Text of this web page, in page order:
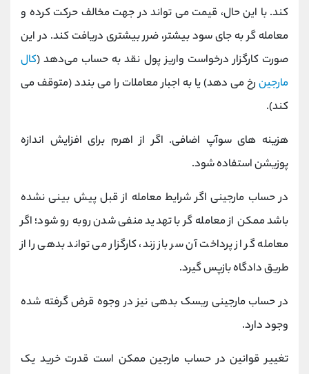
کند. با این حال، قیمت می ‌تواند در جهت مخالف حرکت کرده و
معامله گر به جای سود بیشتر، ضرر بیشتری دریافت کند. در این
صورت کارگزار درخواست واریز پول نقد به حساب می‌دهد (کال
مارجین رخ می ‌دهد) یا به اجبار معاملات را می ‌بندد (متوقف می‌
کند).
هزینه ‌های سوآپ اضافی. اگر از اهرم برای افزایش اندازه
پوزیشن استفاده شود.
در حساب مارجینی اگر شرایط معامله از قبل پیش بینی نشده
باشد ممکن از معامله گر با تهدید منفی شدن روبه رو شود؛ اگر
معامله ‌گر از پرداخت آن سر باز زند، کارگزار می ‌تواند بدهی را از
طریق دادگاه بازپس گیرد.
در حساب مارجینی ریسک بدهی نیز در وجوه قرض گرفته شده
وجود دارد.
تغییر قوانین در حساب مارجین ممکن است قدرت خرید یک